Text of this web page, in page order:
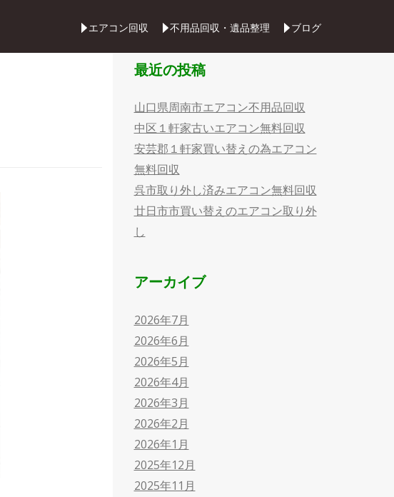
エアコン回収 不用品回収・遺品整理 ブログ
最近の投稿
山口県周南市エアコン不用品回収
中区１軒家古いエアコン無料回収
安芸郡１軒家買い替えの為エアコン
無料回収
呉市取り外し済みエアコン無料回収
廿日市市買い替えのエアコン取り外
し
アーカイブ
2026年7月
2026年6月
2026年5月
2026年4月
2026年3月
2026年2月
2026年1月
2025年12月
2025年11月